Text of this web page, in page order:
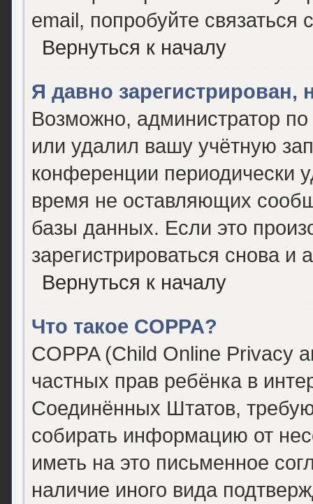
email, попробуйте связаться
Вернуться к началу
Я давно зарегистрирован,
Возможно, администратор
или удалил вашу учётную
конференции периодически
время не оставляющих
базы данных. Если это
зарегистрироваться снова и
Вернуться к началу
Что такое COPPA?
COPPA (Child Online Privacy
частных прав ребёнка в
Соединённых Штатов,
собирать информацию от
иметь на это письменное
наличие иного вида